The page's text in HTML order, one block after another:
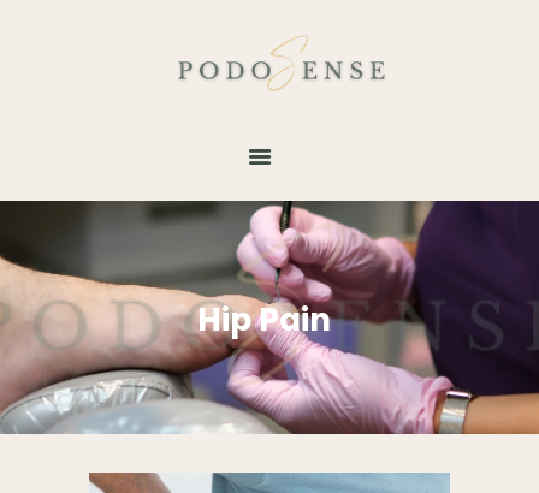
Hip Pain
SERVICII
GALERIE
BLOG
TESTIMONIALE
CONTACT
PROGRAMARE
ONLINE